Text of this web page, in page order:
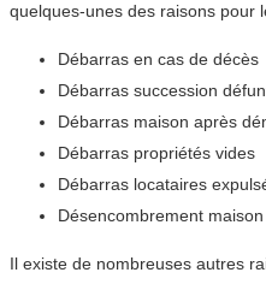
quelques-unes des raisons pour
Débarras en cas de décès
Débarras succession
Débarras maison après
Débarras propriétés vides
Débarras locataires
Désencombrement
Il existe de nombreuses autres